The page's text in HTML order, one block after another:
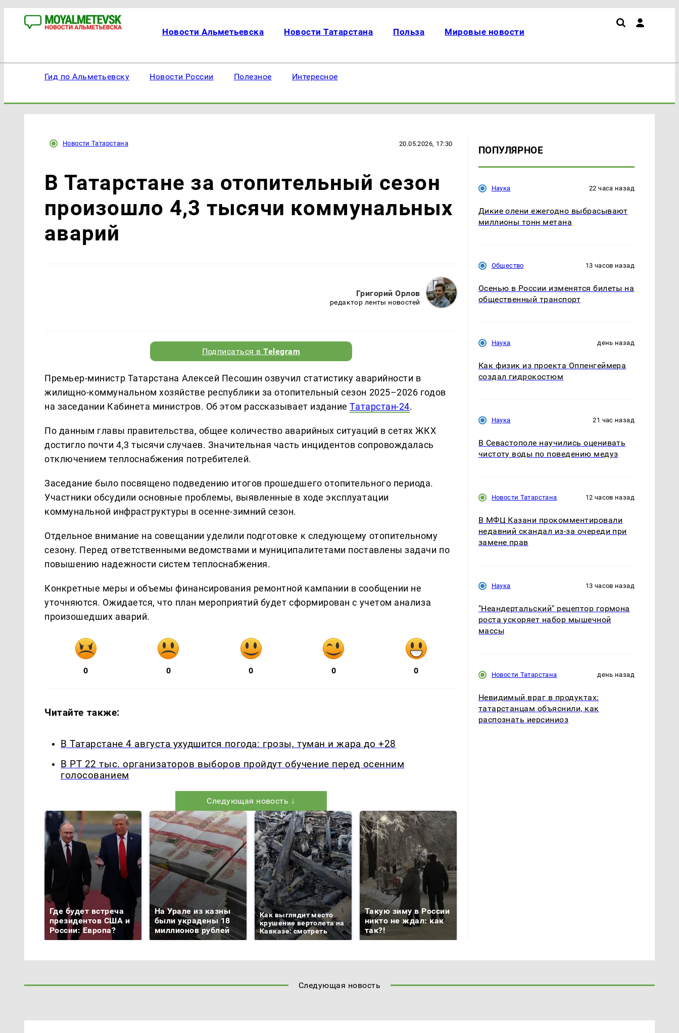
Новости Альметьевска Новости Татарстана Польза Мировые новости
Гид по Альметьевску Новости России Полезное Интересное
Новости Татарстана 20.05.2026, 17:30
В Татарстане за отопительный сезон
произошло 4,3 тысячи коммунальных
аварий
Григорий Орлов
редактор ленты новостей
Подписаться вTelegram
Премьер-министр Татарстана Алексей Песошин озвучил статистику аварийности в
жилищно-коммунальном хозяйстве республики за отопительный сезон 2025–2026 годов
на заседании Кабинета министров. Об этом рассказывает изданиеТатарстан-24.
По данным главы правительства, общее количество аварийных ситуаций в сетях ЖКХ
достигло почти 4,3 тысячи случаев. Значительная часть инцидентов сопровождалась
отключением теплоснабжения потребителей.
Заседание было посвящено подведению итогов прошедшего отопительного периода.
Участники обсудили основные проблемы, выявленные в ходе эксплуатации
коммунальной инфраструктуры в осенне-зимний сезон.
Отдельное внимание на совещании уделили подготовке к следующему отопительному
сезону. Перед ответственными ведомствами и муниципалитетами поставлены задачи по
повышению надежности систем теплоснабжения.
Конкретные меры и объемы финансирования ремонтной кампании в сообщении не
уточняются. Ожидается, что план мероприятий будет сформирован с учетом анализа
произошедших аварий.
0 0 0 0 0
Читайте также:
В Татарстане 4 августа ухудшится погода: грозы, туман и жара до +28
В РТ 22 тыс. организаторов выборов пройдут обучение перед осенним
голосованием
Следующая новость ↓
Где будет встреча
президентов США и
России: Европа?
На Урале из казны
были украдены 18
миллионов рублей
Как выглядит место
крушение вертолета на
Кавказе: смотреть
Такую зиму в России
никто не ждал: как
так?!
ПОПУЛЯРНОЕ
Наука 22 часа назад
Дикие олени ежегодно выбрасывают
миллионы тонн метана
Общество 13 часов назад
Осенью в России изменятся билеты на
общественный транспорт
Наука день назад
Как физик из проекта Оппенгеймера
создал гидрокостюм
Наука 21 час назад
В Севастополе научились оценивать
чистоту воды по поведению медуз
Новости Татарстана 12 часов назад
В МФЦ Казани прокомментировали
недавний скандал из-за очереди при
замене прав
Наука 13 часов назад
"Неандертальский" рецептор гормона
роста ускоряет набор мышечной
массы
Новости Татарстана день назад
Невидимый враг в продуктах:
татарстанцам объяснили, как
распознать иерсиниоз
Следующая новость